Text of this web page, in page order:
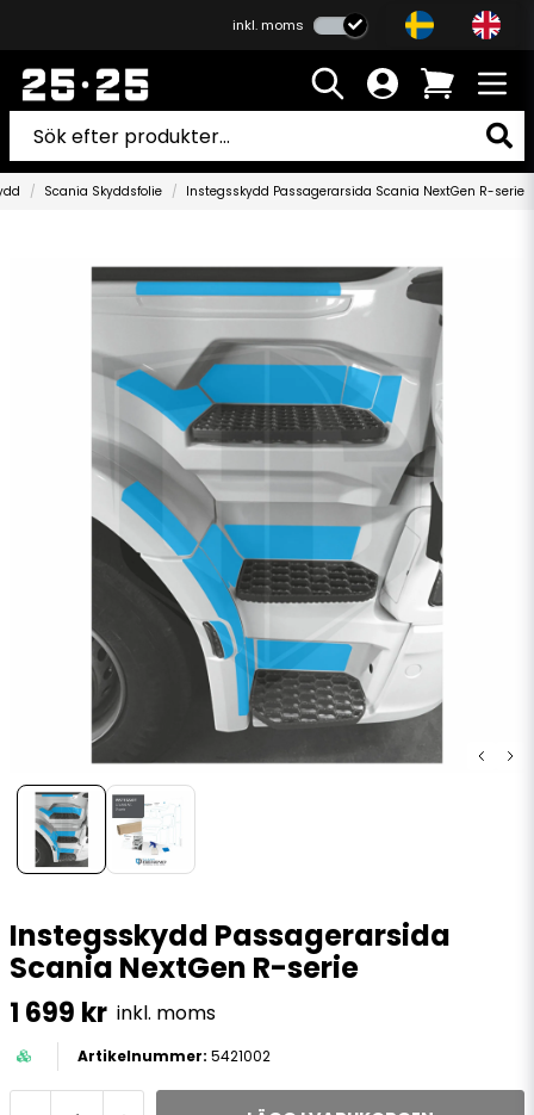
inkl. moms
Scania Skyddsfolie Instegsskydd Passagerarsida Scania NextGen R-serie
Instegsskydd Passagerarsida
Scania NextGen R-serie
1 699 kr inkl. moms
5421002